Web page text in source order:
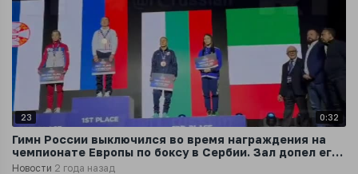
23 0:32
Гимн России выключился во время награждения на
чемпионате Европы по боксу в Сербии. Зал допел его
хором
Новости 2 года назад